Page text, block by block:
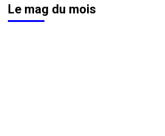
Le mag du mois